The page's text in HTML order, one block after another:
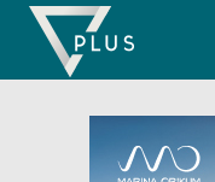
Skip
content